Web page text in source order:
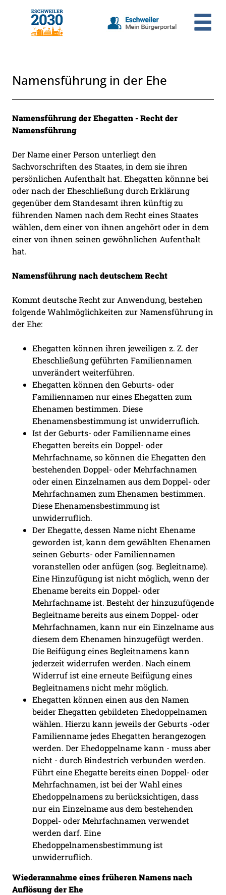
Zum Hauptinhalt springen
Namensführung in der Ehe
Beschreibung
Namensführung der Ehegatten - Recht der
Namensführung
Der Name einer Person unterliegt den
Sachvorschriften des Staates, in dem sie ihren
persönlichen Aufenthalt hat. Ehegatten könnne bei
oder nach der Eheschließung durch Erklärung
gegenüber dem Standesamt ihren künftig zu
führenden Namen nach dem Recht eines Staates
wählen, dem einer von ihnen angehört oder in dem
einer von ihnen seinen gewöhnlichen Aufenthalt
hat.
Namensführung nach deutschem Recht
Kommt deutsche Recht zur Anwendung, bestehen
folgende Wahlmöglichkeiten zur Namensführung in
der Ehe:
Ehegatten können ihren jeweiligen z. Z. der
Eheschließung geführten Familiennamen
unverändert weiterführen.
Ehegatten können den Geburts- oder
Familiennamen nur eines Ehegatten zum
Ehenamen bestimmen. Diese
Ehenamensbestimmung ist unwiderruflich.
Ist der Geburts- oder Familienname eines
Ehegatten bereits ein Doppel- oder
Mehrfachname, so können die Ehegatten den
bestehenden Doppel- oder Mehrfachnamen
oder einen Einzelnamen aus dem Doppel- oder
Mehrfachnamen zum Ehenamen bestimmen.
Diese Ehenamensbestimmung ist
unwiderruflich.
Der Ehegatte, dessen Name nicht Ehename
geworden ist, kann dem gewählten Ehenamen
seinen Geburts- oder Familiennamen
voranstellen oder anfügen (sog. Begleitname).
Eine Hinzufügung ist nicht möglich, wenn der
Ehename bereits ein Doppel- oder
Mehrfachname ist. Besteht der hinzuzufügende
Begleitname bereits aus einem Doppel- oder
Mehrfachnamen, kann nur ein Einzelname aus
diesem dem Ehenamen hinzugefügt werden.
Die Beifügung eines Begleitnamens kann
jederzeit widerrufen werden. Nach einem
Widerruf ist eine erneute Beifügung eines
Begleitnamens nicht mehr möglich.
Ehegatten können einen aus den Namen
beider Ehegatten gebildeten Ehedoppelnamen
wählen. Hierzu kann jeweils der Geburts -oder
Familienname jedes Ehegatten herangezogen
werden. Der Ehedoppelname kann - muss aber
nicht - durch Bindestrich verbunden werden.
Führt eine Ehegatte bereits einen Doppel- oder
Mehrfachnamen, ist bei der Wahl eines
Ehedoppelnamens zu berücksichtigen, dass
nur ein Einzelname aus dem bestehenden
Doppel- oder Mehrfachnamen verwendet
werden darf. Eine
Ehedoppelnamensbestimmung ist
unwiderruflich.
Wiederannahme eines früheren Namens nach
Auflösung der Ehe